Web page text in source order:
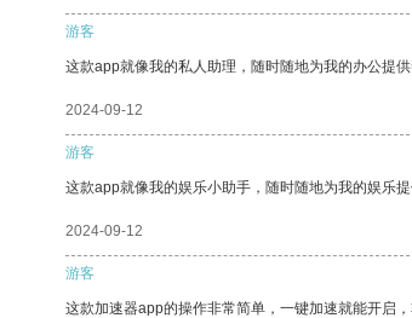
游客
这款app就像我的私人助理，随时随地为我的办公提
2024-09-12
游客
这款app就像我的娱乐小助手，随时随地为我的娱乐提
2024-09-12
游客
这款加速器app的操作非常简单，一键加速就能开启，